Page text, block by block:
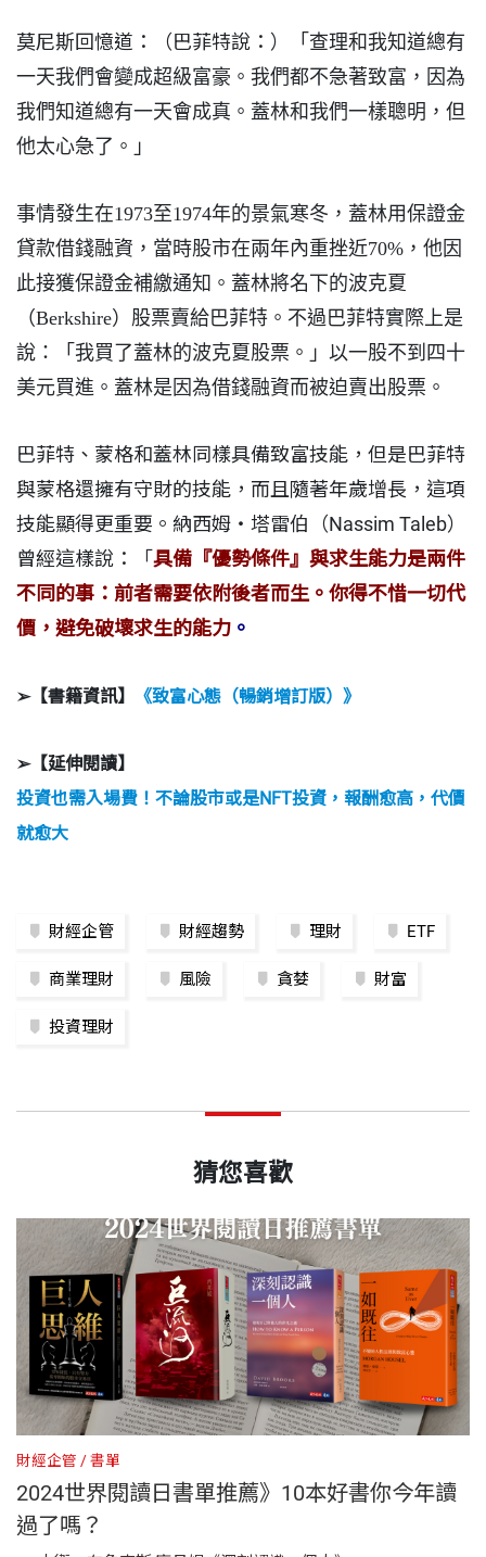
莫尼斯回憶道：（巴菲特說：）
「查理和我知道總有
一天我們會變成超級富豪。我們都不急著致富，因為
我們知道總有一天會成真。蓋林和我們一樣聰明，但
他太心急了。」
事情發生在1973至1974年的景氣寒冬，蓋林用保證金
貸款借錢融資，當時股市在兩年內重挫近70%，他因
此接獲保證金補繳通知。蓋林將名下的波克夏
（Berkshire）股票賣給巴菲特。不過巴菲特實際上是
說：「我買了蓋林的波克夏股票。」以一股不到四十
美元買進。蓋林是因為借錢融資而被迫賣出股票。
巴菲特、蒙格和蓋林同樣具備致富技能，但是巴菲特
與蒙格還擁有守財的技能，而且隨著年歲增長，這項
技能顯得更重要。納西姆・塔雷伯（Nassim Taleb）
曾經這樣說：「 具備『優勢條件』與求生能力是兩件
不同的事：前者需要依附後者而生。你得不惜一切代
價，避免破壞求生的能力 。
➢【書籍資訊】 《致富心態（暢銷增訂版）》
➢【延伸閱讀】
投資也需入場費！不論股市或是NFT投資，報酬愈高，代價
就愈大
財經企管 財經趨勢 理財 ETF
商業理財 風險 貪婪 財富
投資理財
猜您喜歡
財經企管 書單
2024世界閱讀日書單推薦》10本好書你今年讀
過了嗎？